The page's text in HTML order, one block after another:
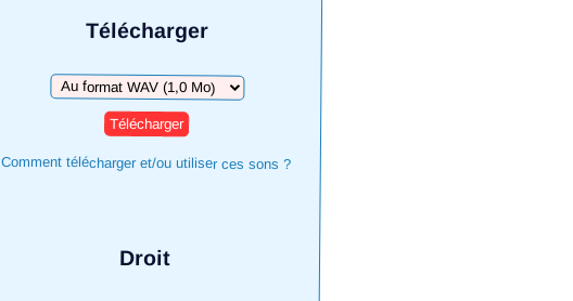
Télécharger
Télécharger
Comment télécharger et/ou utiliser ces sons ?
Droit